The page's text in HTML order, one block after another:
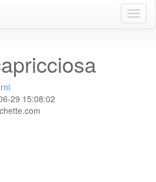
Click
Me
29 15:08:02